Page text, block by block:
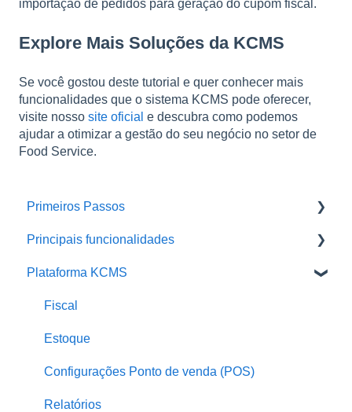
importação de pedidos para geração do cupom fiscal.
Explore Mais Soluções da KCMS
Se você gostou deste tutorial e quer conhecer mais
funcionalidades que o sistema KCMS pode oferecer,
visite nosso site oficial e descubra como podemos
ajudar a otimizar a gestão do seu negócio no setor de
Food Service.
Primeiros Passos
Treinamentos em Vídeo
Plano Start (gratuito)
POS (Ponto de venda)
Ative seu cardápio Salão QR code ou Delivery
Perguntas frequentes
Principais funcionalidades
Integrações
Delivery
Comanda e mesa
Plataforma KCMS
Fiscal
Estoque
Configurações Ponto de venda (POS)
Relatórios